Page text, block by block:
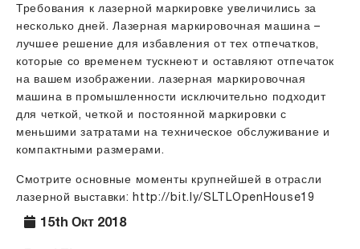
15th Окт 2018
Требования к лазерной маркировке увеличились за
несколько дней. Лазерная маркировочная машина –
лучшее решение для избавления от тех отпечатков,
которые со временем тускнеют и оставляют отпечаток
на вашем изображении. лазерная маркировочная
машина в промышленности исключительно подходит
для четкой, четкой и постоянной маркировки с
меньшими затратами на техническое обслуживание и
компактными размерами.
Смотрите основные моменты крупнейшей в отрасли
лазерной выставки: http://bit.ly/SLTLOpenHouse19